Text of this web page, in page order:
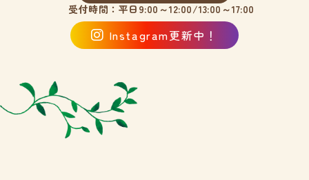
受付時間：平日9:00～12:00/13:00～17:00
Instagram更新中！